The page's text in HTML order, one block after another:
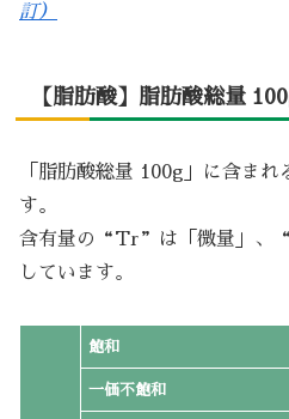
訂）
【脂肪酸】脂肪酸総量
「脂肪酸総量 100g」に含ま
す。
含有量の“Tr”は「微量」、
しています。
飽和
一価不飽和